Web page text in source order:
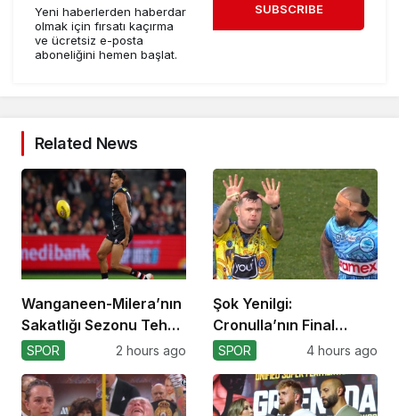
Yeni haberlerden haberdar
olmak için fırsatı kaçırma
ve ücretsiz e-posta
aboneliğini hemen başlat.
SUBSCRIBE
Related News
Wanganeen-Milera’nın
Sakatlığı Sezonu Tehdit
Ediyor
SPOR 2 hours ago
Şok Yenilgi:
Cronulla’nın Final
Umutları Sarsıldı
SPOR 4 hours ago